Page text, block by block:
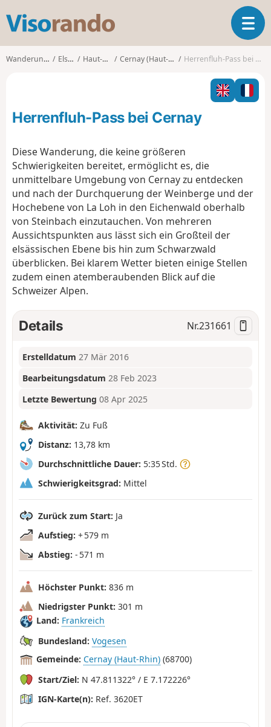
s
o
o
T
o
g
l
n
i
Wanderungen Elsass Haut-Rhin Cernay (Haut-Rhin) Herrenfluh-Pass bei Cernay
Herrenfluh-Pass bei Cernay
Diese Wanderung, die keine größeren
Schwierigkeiten bereitet, ermöglicht es, die
unmittelbare Umgebung von Cernay zu entdecken
und nach der Durchquerung der Weinberge und der
Hochebene von La Loh in den Eichenwald oberhalb
von Steinbach einzutauchen. Von mehreren
Aussichtspunkten aus lässt sich ein Großteil der
elsässischen Ebene bis hin zum Schwarzwald
überblicken. Bei klarem Wetter bieten einige Stellen
zudem einen atemberaubenden Blick auf die
Schweizer Alpen.
Details Nr.231661
Erstelldatum 27 Mär 2016
Bearbeitungsdatum 28 Feb 2023
Letzte Bewertung 08 Apr 2025
Aktivität: Zu Fuß
Distanz: 13,78 km
Durchschnittliche Dauer: 5:35 Std.
Schwierigkeitsgrad: Mittel
Zurück zum Start: Ja
Aufstieg: + 579 m
Abstieg: - 571 m
Höchster Punkt: 836 m
Niedrigster Punkt: 301 m
Land: Frankreich
Bundesland: Vogesen
Gemeinde: Cernay (Haut-Rhin) (68700)
Start/Ziel: N 47.811322° / E 7.172226°
IGN-Karte(n): Ref. 3620ET